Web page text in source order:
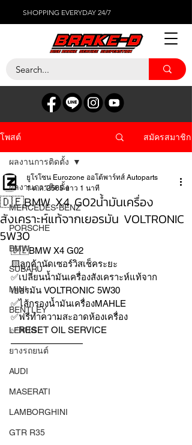
SHOPPING EVERYDAY 24/7
โพสต์ สมัครสมาชิก
ผลงานการติดตั้ง
MERCEDES-BENZ
PORSCHE
BMW
SUBARU
MINI
BENTLEY
LEXUS
ยางรถยนต์
AUDI
MASERATI
LAMBORGHINI
GTR R35
ผลงานการติดตั้ง
🇩🇪BMW X4 G02น้ำมันเครื่อง
สังเคราะห์แท้จากเยอรมัน VOLTRONIC
5W30
ยูโรโซน Eurozone ออโต้พาร์ทส์ Autoparts
1 ต.ค. 2565 ยาว 1 นาที
🇩🇪BMW X4 G02
🟨ลูกค้านัดเซอร์วิสเช็คระยะ
✅เปลี่ยนน้ำมันเครื่องสังเคราะห์แท้จาก
เยอรมัน VOLTRONIC 5W30
✅ไส้กรองน้ำมันเครื่องMAHLE
✅ฟรีทำความสะอาดห้องเครื่อง
✅RESET OIL SERVICE
————————